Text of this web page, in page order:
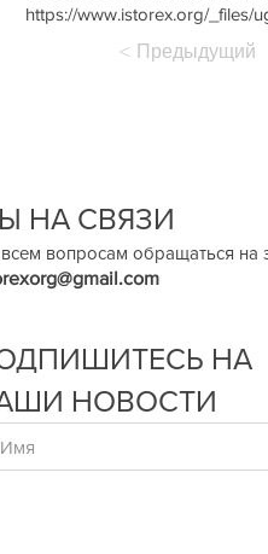
https://www.istorex.org/_files/
< Предыдущий
НА СВЯЗИ
вопросам обращаться на
НА
НОВОСТИ